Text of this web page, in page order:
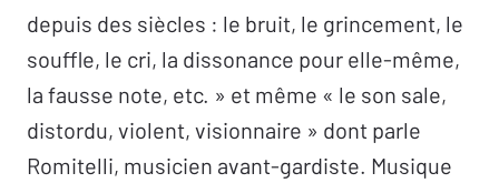
depuis des siècles : le bruit, le grincement, le
souffle, le cri, la dissonance pour elle-même,
la fausse note, etc. » et même « le son sale,
distordu, violent, visionnaire » dont parle
Romitelli, musicien avant-gardiste. Musique